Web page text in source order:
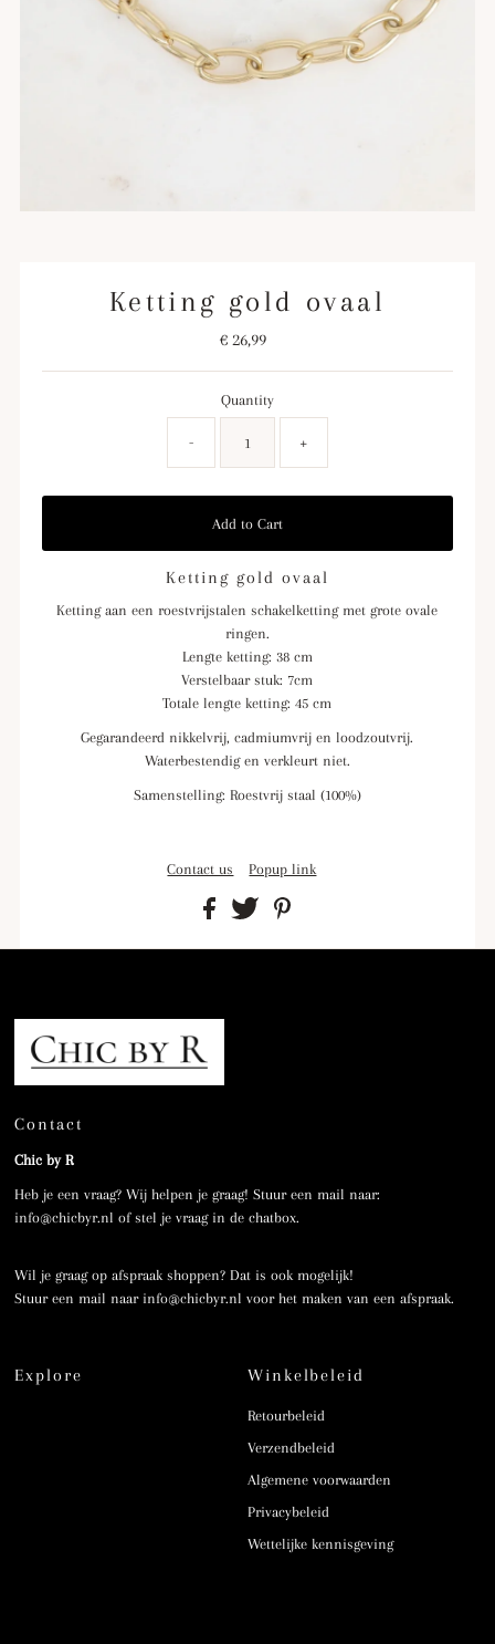
Ketting gold ovaal
Regular
€ 26,99
Quantity
- +
Ketting gold ovaal
Ketting aan een roestvrijstalen schakelketting met grote ovale
ringen.
Lengte ketting: 38 cm
Verstelbaar stuk: 7cm
Totale lengte ketting: 45 cm
Gegarandeerd nikkelvrij, cadmiumvrij en loodzoutvrij.
Waterbestendig en verkleurt niet.
Samenstelling: Roestvrij staal (100%)
Contact us Popup link
Contact
Chic by R
Heb je een vraag? Wij helpen je graag! Stuur een mail naar:
info@chicbyr.nl of stel je vraag in de chatbox.
Wil je graag op afspraak shoppen? Dat is ook mogelijk!
Stuur een mail naar info@chicbyr.nl voor het maken van een afspraak.
Explore Winkelbeleid
Retourbeleid
Verzendbeleid
Algemene voorwaarden
Privacybeleid
Wettelijke kennisgeving